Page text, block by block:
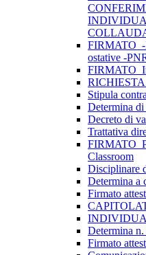
FIRMATO_-
ostative -
Stipula
Determina
Decreto di
Trattativa
Classroom
Disciplinare
Determina a
Firmato
Determina
Firmato